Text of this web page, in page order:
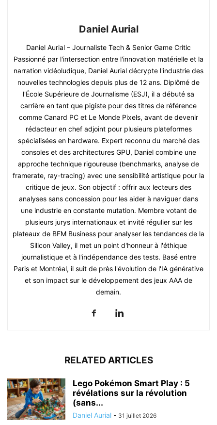
Daniel Aurial
Daniel Aurial – Journaliste Tech & Senior Game Critic
Passionné par l'intersection entre l'innovation matérielle et la
narration vidéoludique, Daniel Aurial décrypte l'industrie des
nouvelles technologies depuis plus de 12 ans. Diplômé de
l'École Supérieure de Journalisme (ESJ), il a débuté sa
carrière en tant que pigiste pour des titres de référence
comme Canard PC et Le Monde Pixels, avant de devenir
rédacteur en chef adjoint pour plusieurs plateformes
spécialisées en hardware. Expert reconnu du marché des
consoles et des architectures GPU, Daniel combine une
approche technique rigoureuse (benchmarks, analyse de
framerate, ray-tracing) avec une sensibilité artistique pour la
critique de jeux. Son objectif : offrir aux lecteurs des
analyses sans concession pour les aider à naviguer dans
une industrie en constante mutation. Membre votant de
plusieurs jurys internationaux et invité régulier sur les
plateaux de BFM Business pour analyser les tendances de la
Silicon Valley, il met un point d'honneur à l'éthique
journalistique et à l'indépendance des tests. Basé entre
Paris et Montréal, il suit de près l'évolution de l'IA générative
et son impact sur le développement des jeux AAA de
demain.
RELATED ARTICLES
Lego Pokémon Smart Play : 5
révélations sur la révolution
(sans...
Daniel Aurial - 31 juillet 2026